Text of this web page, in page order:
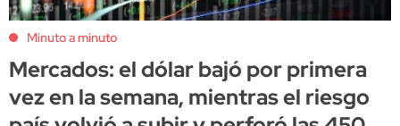
Minuto a minuto
Mercados: el dólar bajó por primera
vez en la semana, mientras el riesgo